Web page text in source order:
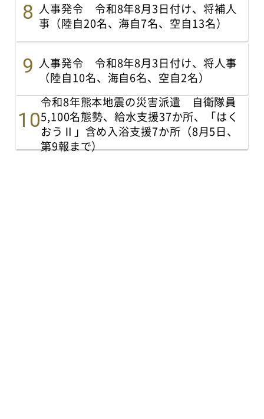
人事発令 令和8年8月3日付け、将補人
事（陸自20名、海自7名、空自13名）
人事発令 令和8年8月3日付け、将人事
（陸自10名、海自6名、空自2名）
令和8年熊本地震の災害派遣 自衛隊員
5,100名態勢、給水支援37か所、「はく
おうⅡ」含め入浴支援7か所（8月5日、
第9報まで）